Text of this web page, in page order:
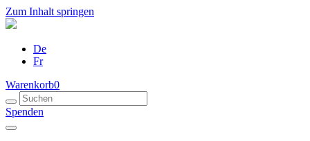
Zum Inhalt springen
De
Fr
Warenkorb0
Spenden